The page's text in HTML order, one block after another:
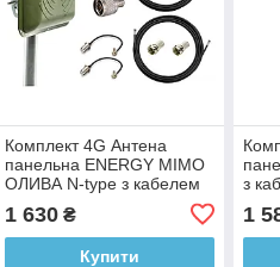
Комплект 4G Антена
панельна ENERGY MIMO
ОЛИВА N-type з кабелем
TS9 - 2 шт.
1 630₴
Купити
з
1